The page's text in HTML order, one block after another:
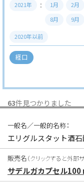
2020年以前
2021年 1月 2月
8月
9月
経口
63件見つかりました
一般名／一般的名称：
エリグルスタット酒
販売名（クリックすると外部
サデルガカプセル100